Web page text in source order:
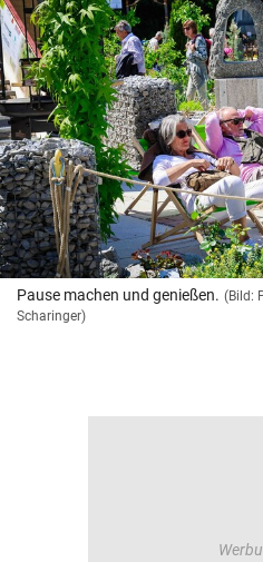
Pause machen und genießen. (Bild:
Scharinger)